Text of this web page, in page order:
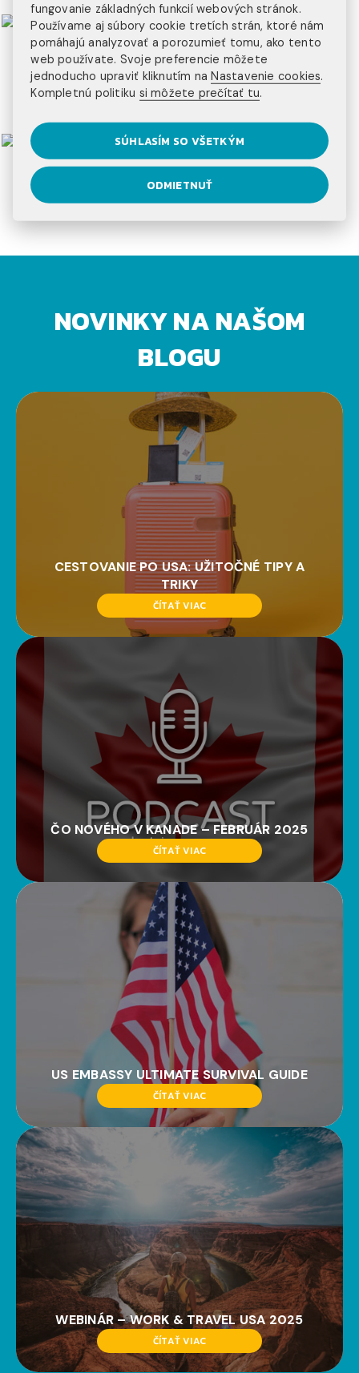
NOVINKY NA NAŠOM
BLOGU
CESTOVANIE PO USA: UŽITOČNÉ TIPY A
TRIKY
ČÍTAŤ VIAC
ČO NOVÉHO V KANADE – FEBRUÁR 2025
ČÍTAŤ VIAC
US EMBASSY ULTIMATE SURVIVAL GUIDE
ČÍTAŤ VIAC
WEBINÁR – WORK & TRAVEL USA 2025
ČÍTAŤ VIAC
fungovanie základných funkcií webových stránok.
Používame aj súbory cookie tretích strán, ktoré nám
pomáhajú analyzovať a porozumieť tomu, ako tento
web používate. Svoje preferencie môžete
jednoducho upraviť kliknutím naNastavenie cookies.
Kompletnú politiku si môžete prečítať tu.
SÚHLASÍM SO VŠETKÝM
ODMIETNUŤ